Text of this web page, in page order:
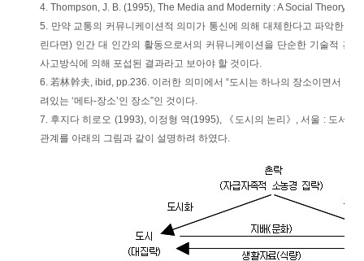
4. Thompson, J. B. (1995), The Media and Modernity : A Social Theory of
5. 만약 교통의 커뮤니케이션적 의미가 통신에 의해 대체한다고 파악한다
린다면) 인간 대 인간의 활동으로서의 커뮤니케이션을 단순한 기술적 견
사고방식에 의해 포섭된 결과라고 보아야 할 것이다.
6. 若林幹夫, ibid, pp.236. 이러한 의미에서 “도시는 하나의 장소이면서 동
려있는 ‘메타-장소’인 장소”인 것이다.
7. 후지다 히로오 (1993), 이정형 역(1995), 《도시의 논리》, 서울 : 도서출
관계를 아래의 그림과 같이 설명하려 하였다.